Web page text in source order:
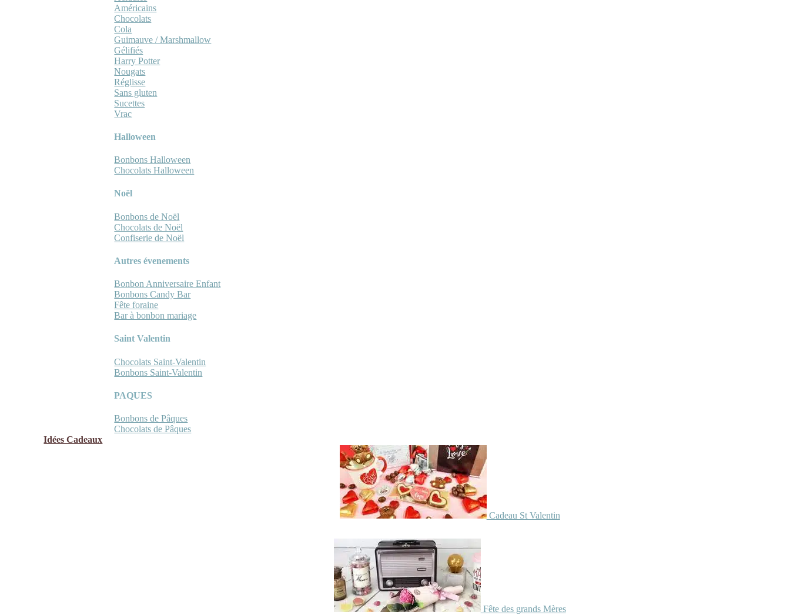
Américains
Chocolats
Cola
Guimauve / Marshmallow
Gélifiés
Harry Potter
Nougats
Réglisse
Sans gluten
Sucettes
Vrac
Halloween
Bonbons Halloween
Chocolats Halloween
Noël
Bonbons de Noël
Chocolats de Noël
Confiserie de Noël
Autres évenements
Bonbon Anniversaire Enfant
Bonbons Candy Bar
Fête foraine
Bar à bonbon mariage
Saint Valentin
Chocolats Saint-Valentin
Bonbons Saint-Valentin
PAQUES
Bonbons de Pâques
Chocolats de Pâques
Idées Cadeaux
Cadeau St Valentin
Fête des grands Mères